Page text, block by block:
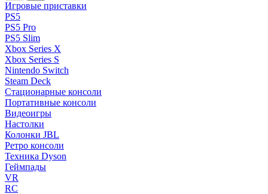
Игровые приставки
PS5
PS5 Pro
PS5 Slim
Xbox Series X
Xbox Series S
Nintendo Switch
Steam Deck
Стационарные консоли
Портативные консоли
Видеоигры
Настолки
Колонки JBL
Ретро консоли
Техника Dyson
Геймпады
VR
RC